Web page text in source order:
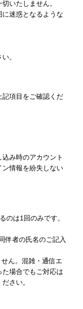
いたしません。
に迷惑となるような
。
項目をご確認くだ
み時のアカウント
情報を紛失しない
のは1回のみです。
伴者の氏名のご記入
ん。混雑・通信エ
場合でもご対応は
さい。